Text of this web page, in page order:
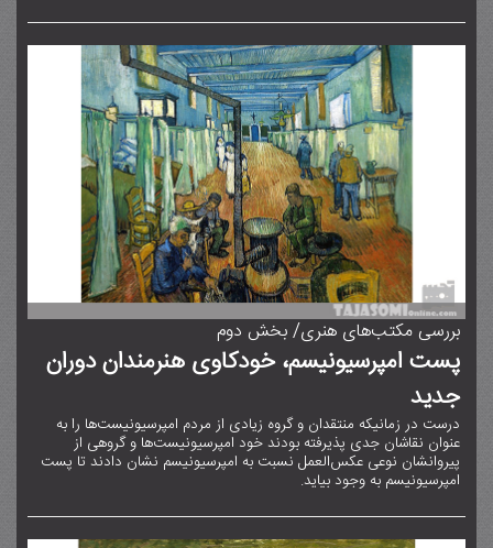
بررسی مکتب‌های هنری/ بخش دوم
پست امپرسیونیسم، خودکاوی هنرمندان دوران
جدید
درست در زمانیکه منتقدان و گروه زیادی از مردم امپرسیونیست‌ها را به
عنوان نقاشان جدی پذیرفته بودند خود امپرسیونیست‌ها و گروهی از
پیروانشان نوعی عکس‌العمل نسبت به امپرسیونیسم نشان دادند تا پست
امپرسیونیسم به وجود بیاید.